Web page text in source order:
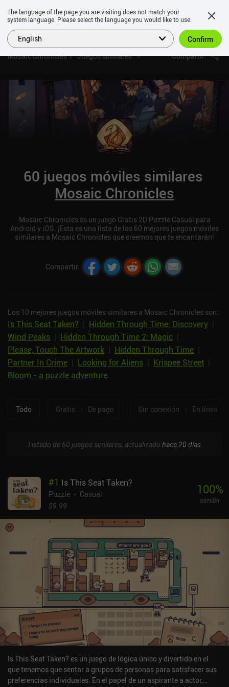
Mosaic Chronicles Juegos similares Compartir
60 juegos móviles similares
Mosaic Chronicles
Mosaic Chronicles es un juego Gratis 2D Puzzle Casual para
Android y iOS. ¡Esta es una lista de los 60 mejores juegos móviles
similares a Mosaic Chronicles que creemos que te encantarán!
Compartir:
Los 10 mejores juegos móviles similares a Mosaic Chronicles son:
Is This Seat Taken? Hidden Through Time: Discovery
Wind Peaks
Hidden Through Time 2: Magic
Please, Touch The Artwork
Hidden Through Time
Partner In Crime
Looking for Aliens Krispee Street
Bloom - a puzzle adventure
Todo Gratis De pago Sin conexión En línea
Listado de 60 juegos similares, actualizado hace 20 días
#1 Is This Seat Taken?
Puzzle
Casual
$9.99
100%
similar
Is This Seat Taken? es un juego de lógica único y divertido en el
que tenemos que sentar a grupos de personas para satisfacer sus
preferencias individuales. En el papel de un aspirante a actor,
The language of the page you are visiting does not match your
system language. Please select the language you would like to use.
English Confirm